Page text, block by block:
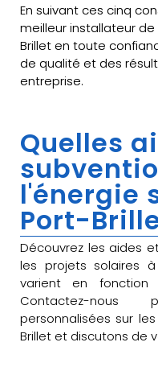
En suivant ces cinq
meilleur installateur
Brillet en toute
de qualité et des
entreprise.
Quelles
l'énergie
Port-
Découvrez les aides
les projets solaires à
varient en
Contactez-
personnalisées sur
Brillet et discutons de